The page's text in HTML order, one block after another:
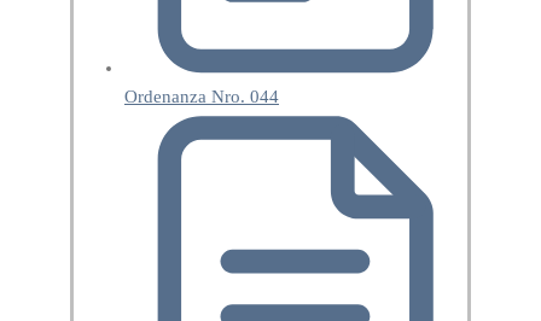
Ordenanza Nro. 044